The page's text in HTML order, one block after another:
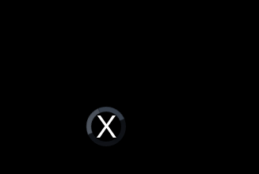
Video
Player
is
loading.